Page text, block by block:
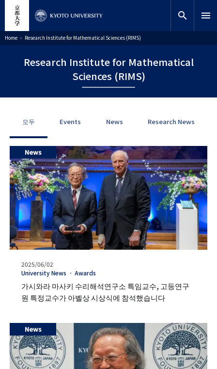
텐
츠
사이트 검색 search menu
Home Research Institute for Mathematical Sciences (RIMS)
Research Institute for Mathematical
Sciences (RIMS)
모두 Events News Research News
News
발
행
일
2025/06/02
タ
グ
University News Awards
가시와라 마사키 수리해석연구소 특임교수, 고등연구
원 특정교수가 아벨상 시상식에 참석했습니다
News